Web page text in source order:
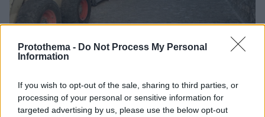
Protothema - Do Not Process My Personal
Information
If you wish to opt-out of the sale, sharing to third parties, or
processing of your personal or sensitive information for
targeted advertising by us, please use the below opt-out